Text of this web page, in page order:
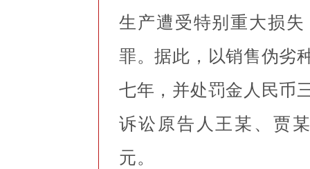
生产遭受特别重大损
罪。据此，以销售伪劣
七年，并处罚金人民币
诉讼原告人王某、贾
元。